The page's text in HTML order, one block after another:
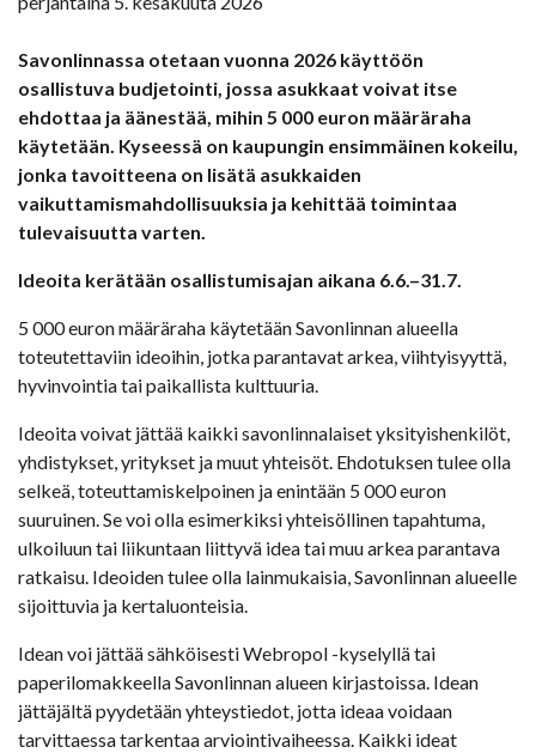
Savonlinnassa otetaan vuonna 2026 käyttöön
osallistuva budjetointi, jossa asukkaat voivat itse
ehdottaa ja äänestää, mihin 5 000 euron määräraha
käytetään. Kyseessä on kaupungin ensimmäinen kokeilu,
jonka tavoitteena on lisätä asukkaiden
vaikuttamismahdollisuuksia ja kehittää toimintaa
tulevaisuutta varten.
Ideoita kerätään osallistumisajan aikana 6.6.–31.7.
5 000 euron määräraha käytetään Savonlinnan alueella
toteutettaviin ideoihin, jotka parantavat arkea, viihtyisyyttä,
hyvinvointia tai paikallista kulttuuria.
Ideoita voivat jättää kaikki savonlinnalaiset yksityishenkilöt,
yhdistykset, yritykset ja muut yhteisöt. Ehdotuksen tulee olla
selkeä, toteuttamiskelpoinen ja enintään 5 000 euron
suuruinen. Se voi olla esimerkiksi yhteisöllinen tapahtuma,
ulkoiluun tai liikuntaan liittyvä idea tai muu arkea parantava
ratkaisu. Ideoiden tulee olla lainmukaisia, Savonlinnan alueelle
sijoittuvia ja kertaluonteisia.
Idean voi jättää sähköisesti Webropol -kyselyllä tai
paperilomakkeella Savonlinnan alueen kirjastoissa. Idean
jättäjältä pyydetään yhteystiedot, jotta ideaa voidaan
tarvittaessa tarkentaa arviointivaiheessa. Kaikki ideat